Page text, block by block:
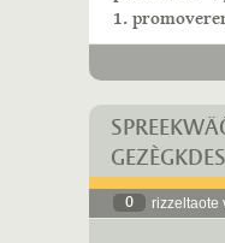
1.
GEZÈGKDES
0 rizzeltaote